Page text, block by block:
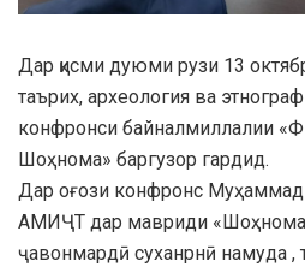
Дар қисми дуюми рузи 13
таърих, археология ва
конфронси байналмиллалии
Шоҳнома» баргузор гардид.
Дар оғози конфронс
АМИҶТ дар мавриди
ҷавонмардӣ суханрнӣ намуда ,